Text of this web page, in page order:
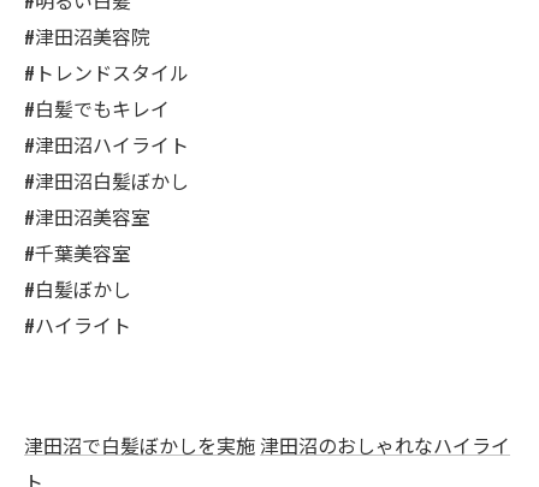
#津田沼美容院
#トレンドスタイル
#白髪でもキレイ
#津田沼ハイライト
#津田沼白髪ぼかし
#津田沼美容室
#千葉美容室
#白髪ぼかし
#ハイライト
津田沼で白髪ぼかしを実施 津田沼のおしゃれなハイライ
ト